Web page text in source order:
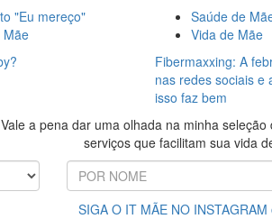
"Eu mereço"
Mãe
Saúde de
Vida de Mãe
Fibermaxxing: A
nas redes sociais e
isso faz bem
Vale a pena dar uma olhada na minha
serviços que facilitam sua vida
SIGA O IT MÃE NO INSTAGRAM